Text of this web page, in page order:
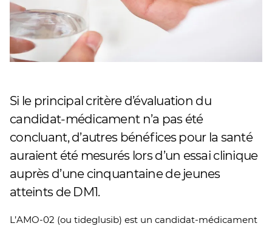
Si le principal critère d’évaluation du
candidat-médicament n’a pas été
concluant, d’autres bénéfices pour la santé
auraient été mesurés lors d’un essai clinique
auprès d’une cinquantaine de jeunes
atteints de DM1.
L’AMO-02 (ou tideglusib) est un candidat-médicament